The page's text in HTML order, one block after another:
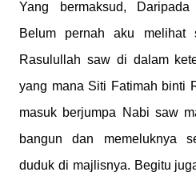
Yang bermaksud,
Belum pernah aku melihat
Rasulullah saw di dalam
yang mana Siti Fatimah binti
masuk berjumpa Nabi saw
bangun dan memeluknya
duduk di majlisnya. Begitu